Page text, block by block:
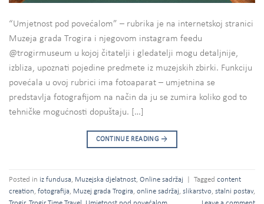
“Umjetnost pod povećalom” – rubrika je na internetskoj stranici
Muzeja grada Trogira i njegovom instagram feedu
@trogirmuseum u kojoj čitatelji i gledatelji mogu detaljnije,
izbliza, upoznati pojedine predmete iz muzejskih zbirki. Funkciju
povećala u ovoj rubrici ima fotoaparat – umjetnina se
predstavlja fotografijom na način da ju se zumira koliko god to
tehničke mogućnosti dopuštaju. […]
CONTINUE READING →
Posted in iz fundusa Muzejska djelatnost Online sadržaj Tagged content
creation fotografija Muzej grada Trogira online sadržaj slikarstvo stalni postav,